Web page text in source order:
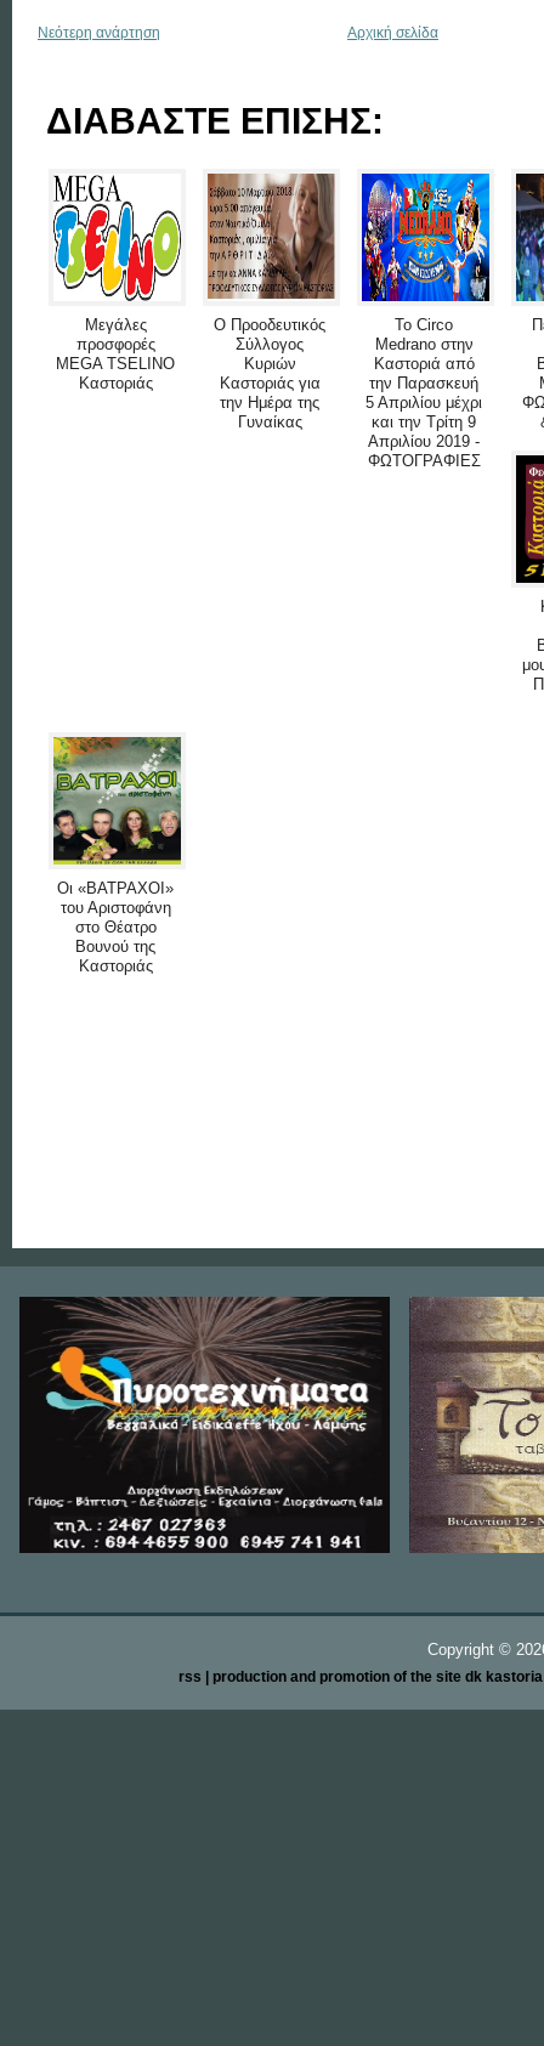
Νεότερη ανάρτηση Αρχική σελίδα
ΔΙΑΒΑΣΤΕ ΕΠΙΣΗΣ:
Μεγάλες
προσφορές
MEGA TSELINO
Καστοριάς
Ο Προοδευτικός
Σύλλογος
Κυριών
Καστοριάς για
την Ημέρα της
Γυναίκας
Το Circo
Medrano στην
Καστοριά από
την Παρασκευή
5 Απριλίου μέχρι
και την Τρίτη 9
Απριλίου 2019 -
ΦΩΤΟΓΡΑΦΙΕΣ
Οι «ΒΑΤΡΑΧΟΙ»
του Αριστοφάνη
στο Θέατρο
Βουνού της
Καστοριάς
Copyright ©
rss | production and promotion of the site dk